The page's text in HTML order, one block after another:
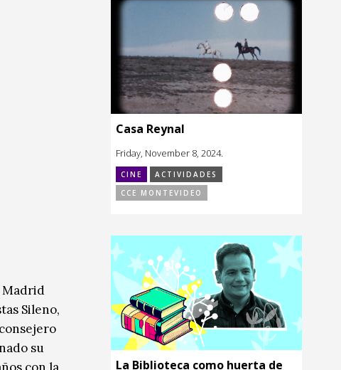
Madrid
Sileno,
su
Casa Reynal
Friday, November 8, 2024.
CINE
ACTIVIDADES
CCE MONTEVIDEO
La Biblioteca como huerta de